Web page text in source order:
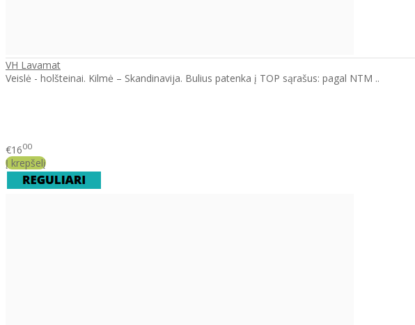
VH Lavamat
Veislė - holšteinai. Kilmė – Skandinavija. Bulius patenka į TOP sąrašus: pagal NTM ..
€1600
Į krepšelį